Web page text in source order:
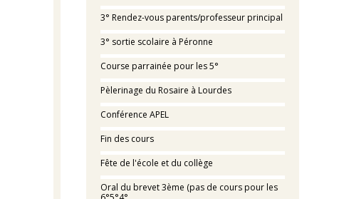
3° Rendez-vous parents/professeur principal
3° sortie scolaire à Péronne
Course parrainée pour les 5°
Pèlerinage du Rosaire à Lourdes
Conférence APEL
Fin des cours
Fête de l'école et du collège
Oral du brevet 3ème (pas de cours pour les